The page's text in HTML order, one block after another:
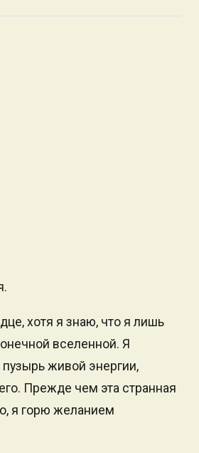
хотя я знаю, что я лишь
вселенной. Я
живой энергии,
Прежде чем эта странная
я горю желанием